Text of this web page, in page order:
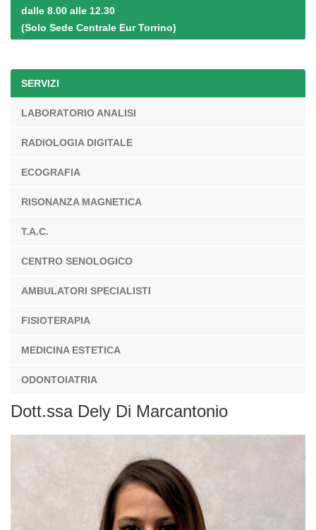
dalle 8.00 alle 12.30
(Solo Sede Centrale Eur Torrino)
SERVIZI
LABORATORIO ANALISI
RADIOLOGIA DIGITALE
ECOGRAFIA
RISONANZA MAGNETICA
T.A.C.
CENTRO SENOLOGICO
AMBULATORI SPECIALISTI
FISIOTERAPIA
MEDICINA ESTETICA
ODONTOIATRIA
Dott.ssa Dely Di Marcantonio